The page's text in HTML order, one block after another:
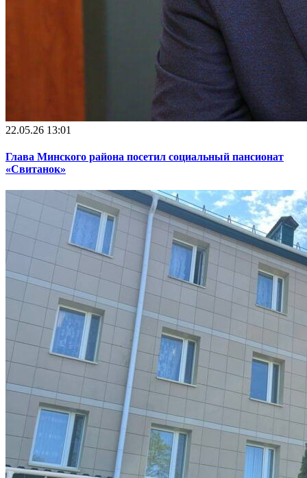
22.05.26 13:01
Глава Минского района посетил социальный пансионат
«Свитанок»